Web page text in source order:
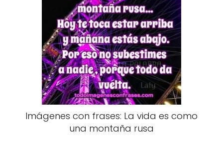
Imágenes con frases: La vida es como
una montaña rusa